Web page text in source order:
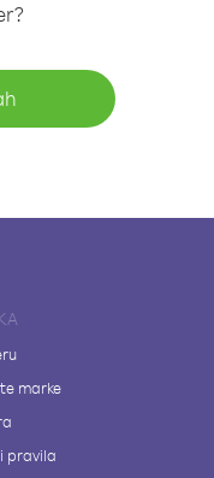
marke
pravila